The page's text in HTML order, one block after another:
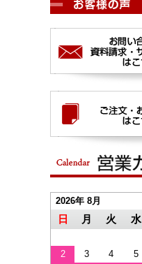
2026年 8月
日 月 火 水
2
3 4 5